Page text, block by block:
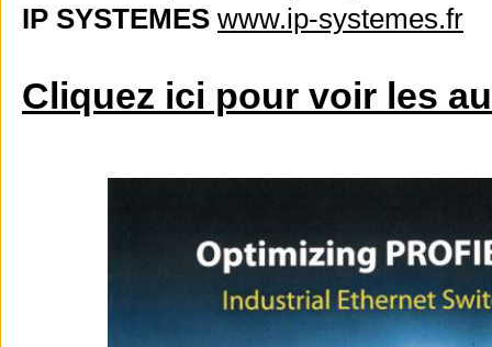
IP SYSTEMES www.ip-systemes.fr
Cliquez ici pour voir les